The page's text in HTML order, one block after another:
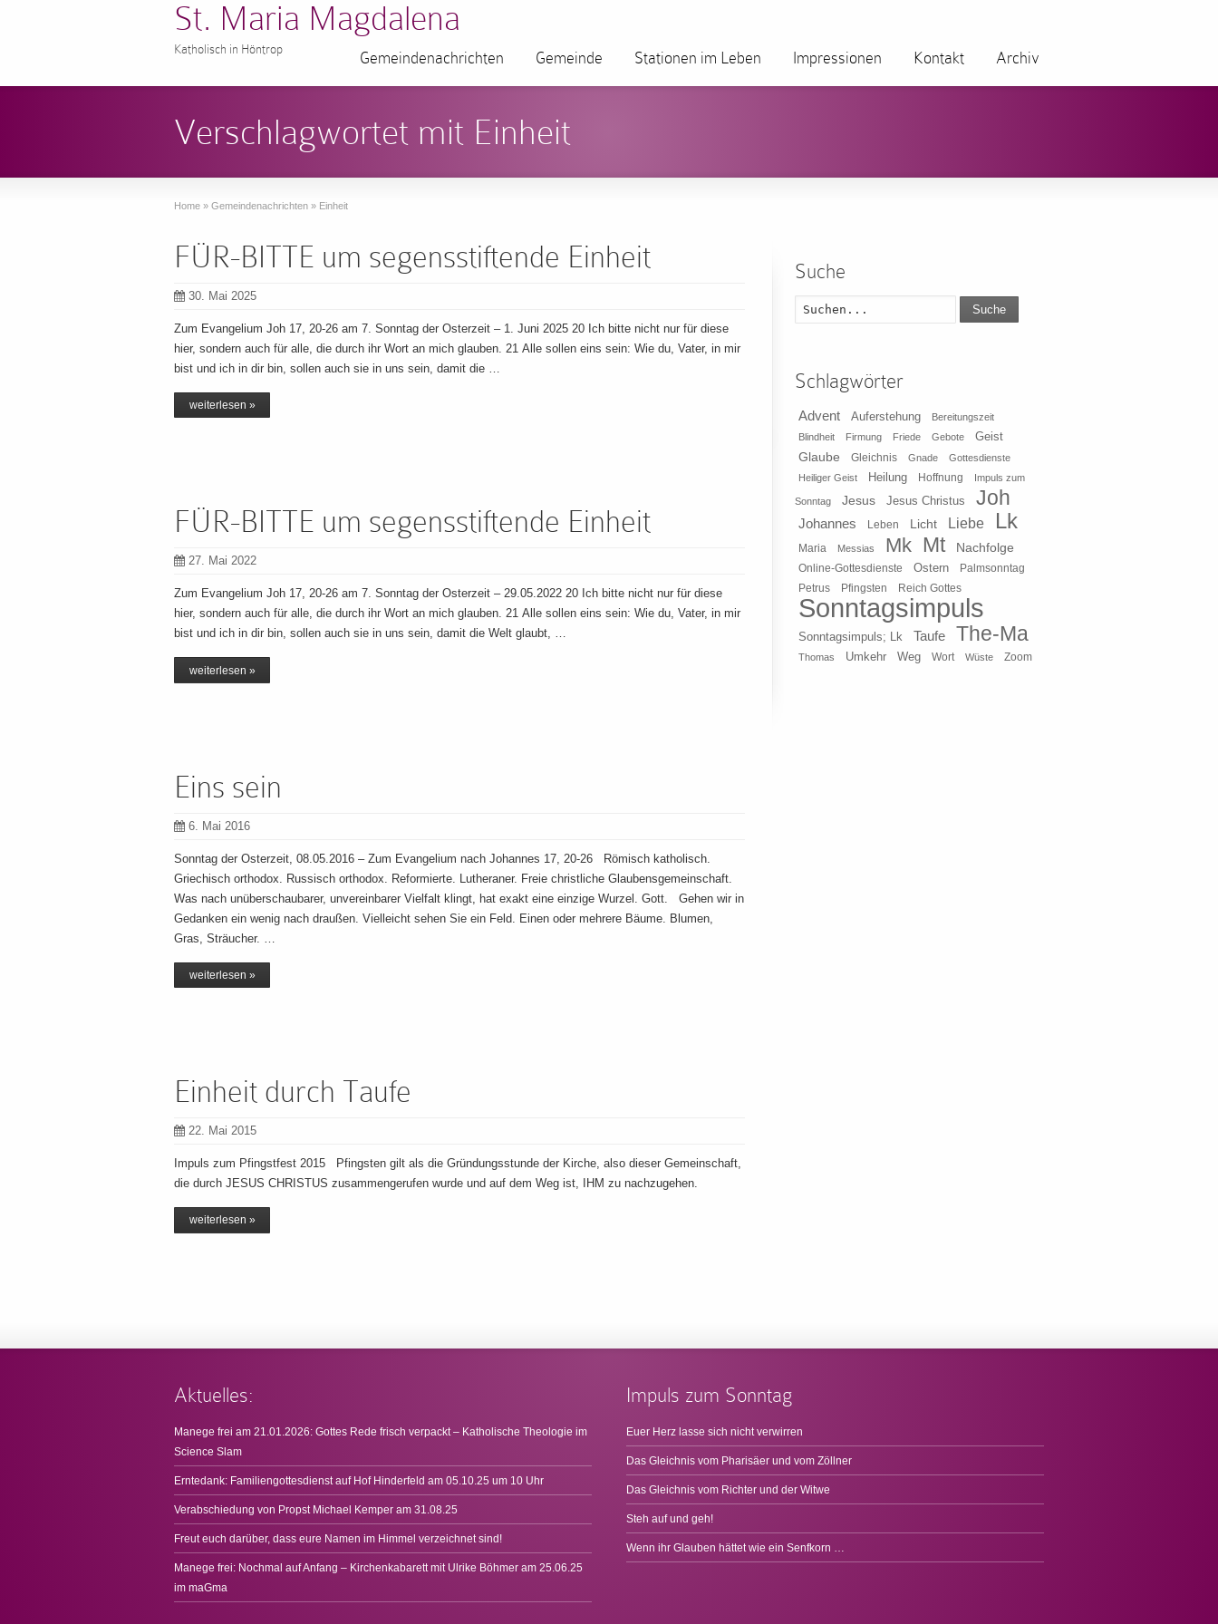
St. Maria Magdalena
Katholisch in Höntrop Gemeindenachrichten Gemeinde Stationen im Leben Impressionen Kontakt Archiv
Verschlagwortet mit Einheit
Home » Gemeindenachrichten » Einheit
FÜR-BITTE um segensstiftende Einheit
30. Mai 2025
Zum Evangelium Joh 17, 20-26 am 7. Sonntag der Osterzeit – 1. Juni 2025 20 Ich bitte nicht nur für diese
hier, sondern auch für alle, die durch ihr Wort an mich glauben. 21 Alle sollen eins sein: Wie du, Vater, in mir
bist und ich in dir bin, sollen auch sie in uns sein, damit die …
weiterlesen »
FÜR-BITTE um segensstiftende Einheit
27. Mai 2022
Zum Evangelium Joh 17, 20-26 am 7. Sonntag der Osterzeit – 29.05.2022 20 Ich bitte nicht nur für diese
hier, sondern auch für alle, die durch ihr Wort an mich glauben. 21 Alle sollen eins sein: Wie du, Vater, in mir
bist und ich in dir bin, sollen auch sie in uns sein, damit die Welt glaubt, …
weiterlesen »
Eins sein
6. Mai 2016
Sonntag der Osterzeit, 08.05.2016 – Zum Evangelium nach Johannes 17, 20-26 Römisch katholisch.
Griechisch orthodox. Russisch orthodox. Reformierte. Lutheraner. Freie christliche Glaubensgemeinschaft.
Was nach unüberschaubarer, unvereinbarer Vielfalt klingt, hat exakt eine einzige Wurzel. Gott. Gehen wir in
Gedanken ein wenig nach draußen. Vielleicht sehen Sie ein Feld. Einen oder mehrere Bäume. Blumen,
Gras, Sträucher. …
weiterlesen »
Einheit durch Taufe
22. Mai 2015
Impuls zum Pfingstfest 2015 Pfingsten gilt als die Gründungsstunde der Kirche, also dieser Gemeinschaft,
die durch JESUS CHRISTUS zusammengerufen wurde und auf dem Weg ist, IHM zu nachzugehen.
weiterlesen »
Suche
Suche
Schlagwörter
Advent Auferstehung
Bereitungszeit
Blindheit
Firmung Friede Gebote Geist
Glaube Gleichnis Gnade
Gottesdienste
Heiliger Geist
Heilung Hoffnung Impuls zum
Sonntag Jesus Jesus Christus Joh
Johannes Leben Licht Liebe Lk
Maria Messias Mk Mt Nachfolge
Online-Gottesdienste Ostern
Palmsonntag
Petrus
Pfingsten Reich Gottes
Sonntagsimpuls
Sonntagsimpuls; Lk Taufe The-Ma
Thomas Umkehr Weg Wort Wüste Zoom
Aktuelles:
Manege frei am 21.01.2026: Gottes Rede frisch verpackt – Katholische Theologie im
Science Slam
Erntedank: Familiengottesdienst auf Hof Hinderfeld am 05.10.25 um 10 Uhr
Verabschiedung von Propst Michael Kemper am 31.08.25
Freut euch darüber, dass eure Namen im Himmel verzeichnet sind!
Manege frei: Nochmal auf Anfang – Kirchenkabarett mit Ulrike Böhmer am 25.06.25
im maGma
Impuls zum Sonntag
Euer Herz lasse sich nicht verwirren
Das Gleichnis vom Pharisäer und vom Zöllner
Das Gleichnis vom Richter und der Witwe
Steh auf und geh!
Wenn ihr Glauben hättet wie ein Senfkorn …